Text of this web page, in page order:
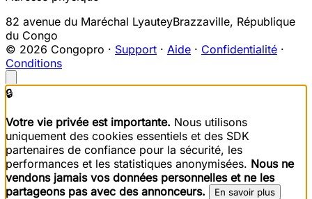
82 avenue du Maréchal LyauteyBrazzaville, République
du Congo
© 2026 Congopro · Support · Aide · Confidentialité ·
Conditions
🔒
Votre vie privée est importante. Nous utilisons
uniquement des cookies essentiels et des SDK
partenaires de confiance pour la sécurité, les
performances et les statistiques anonymisées. Nous ne
vendons jamais vos données personnelles et ne les
partageons pas avec des annonceurs.
En savoir plus